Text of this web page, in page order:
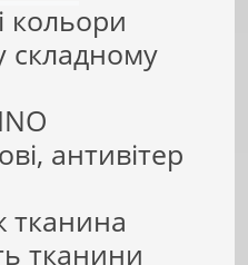
кольори
складному
антивітер
тканина
тканини